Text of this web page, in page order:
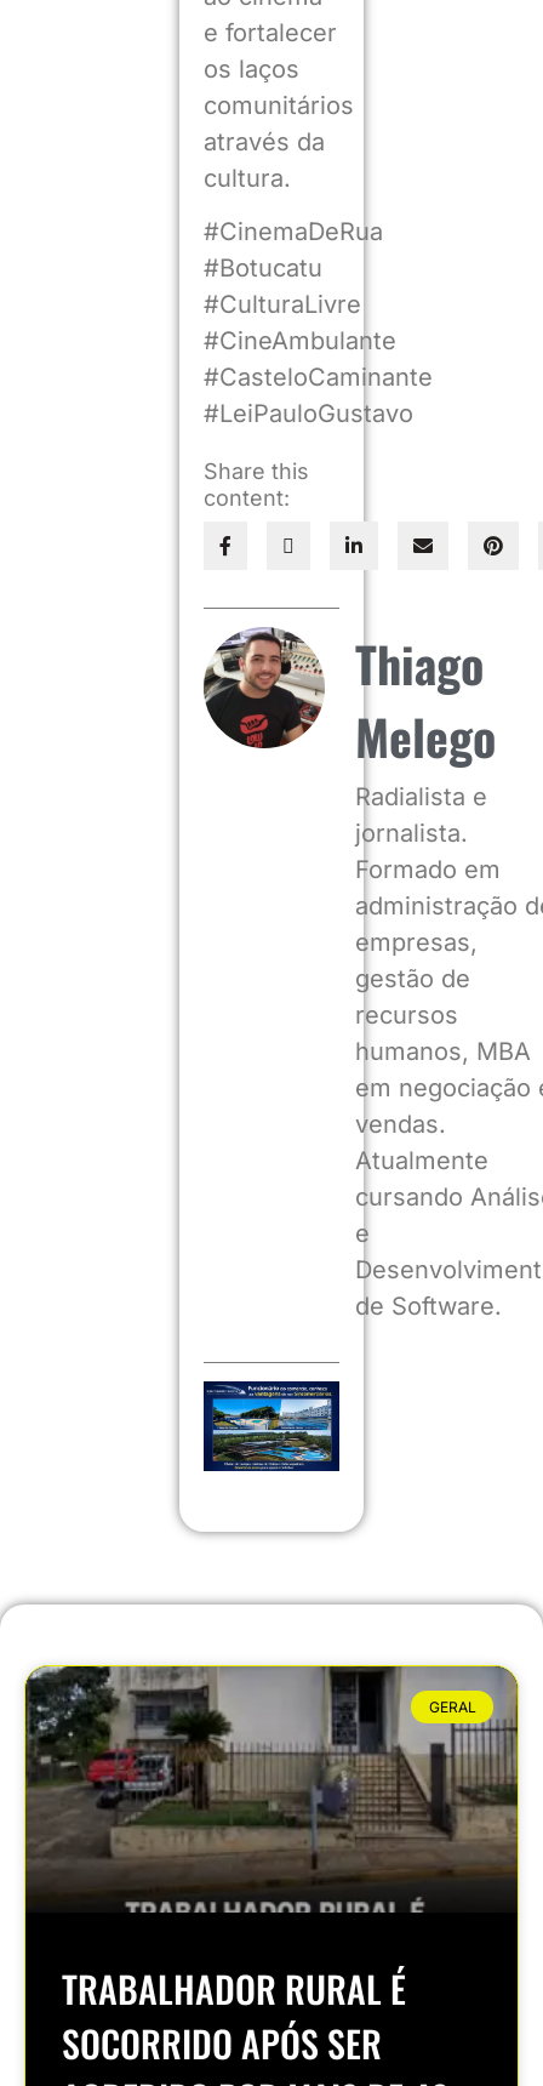
e fortalecer
os laços
comunitários
através da
cultura.
#CinemaDeRua
#Botucatu
#CulturaLivre
#CineAmbulante
#CasteloCaminante
#LeiPauloGustavo
Share this
content:
Thiago
Melego
Radialista e
jornalista.
Formado em
administração
empresas,
gestão de
recursos
humanos, MBA
em negociação
vendas.
Atualmente
cursando
e
de Software.
GERAL
TRABALHADOR RURAL É
SOCORRIDO APÓS SER